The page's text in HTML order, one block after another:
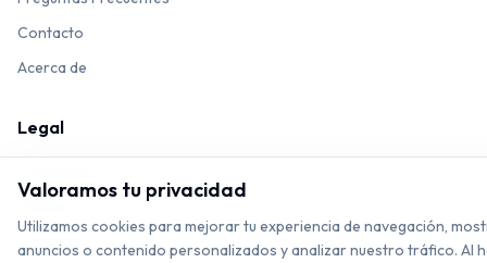
Contacto
Acerca de
Legal
Valoramos tu privacidad
Utilizamos cookies para mejorar tu experiencia de navegación,
anuncios o contenido personalizados y analizar nuestro tráfico. Al